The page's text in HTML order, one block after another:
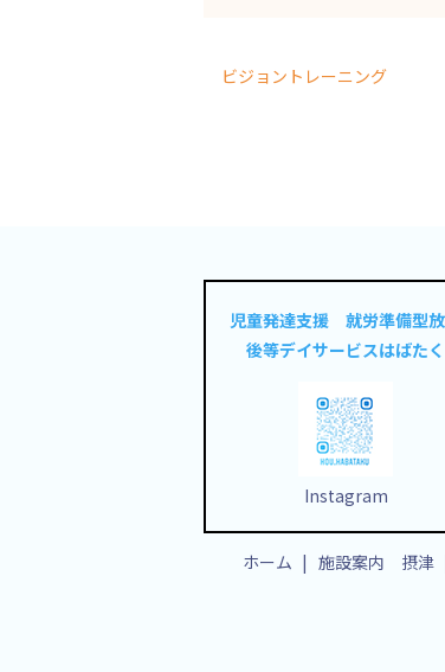
ビジョントレーニング
児童発達支援 就労準備型
後等デイサービスはばたく
Instagram
ホーム 施設案内 摂津